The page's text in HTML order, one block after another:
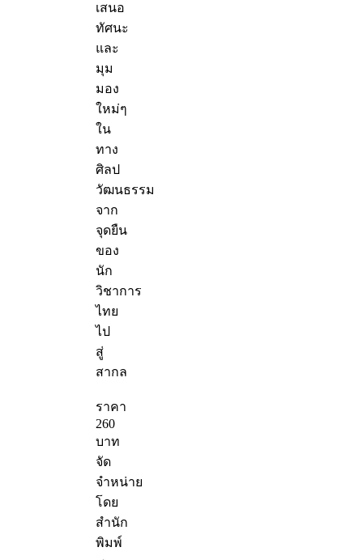
เสนอ
ทัศนะ
และ
มุม
มอง
ใหม่ๆ
ใน
ทาง
ศิลป
วัฒนธรรม
จาก
จุดยืน
ของ
นัก
วิชาการ
ไทย
ไป
สู่
สากล
ราคา
260
บาท
จัด
จำหน่าย
โดย
สำนัก
พิมพ์